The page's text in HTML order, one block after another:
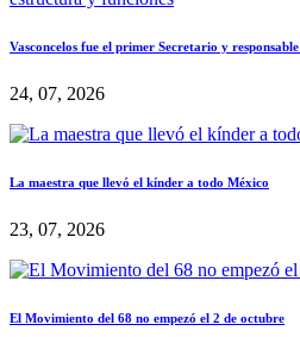
Vasconcelos fue el primer Secretario y
24, 07, 2026
La maestra que llevó el kínder a todo México
23, 07, 2026
El Movimiento del 68 no empezó el 2 de octubre